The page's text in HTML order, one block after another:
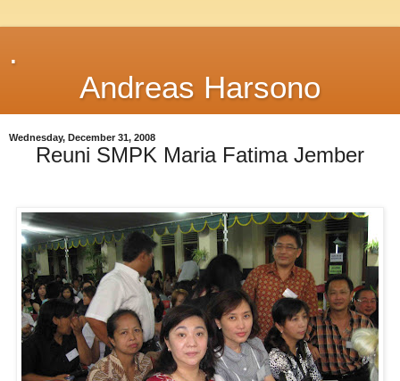
.
Andreas Harsono
Wednesday, December 31, 2008
Reuni SMPK Maria Fatima Jember